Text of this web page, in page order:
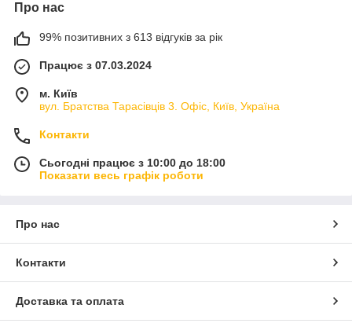
Про нас
99% позитивних з 613 відгуків за рік
Працює з 07.03.2024
м. Київ
вул. Братства Тарасівців 3. Офіс, Київ, Україна
Контакти
Сьогодні працює з 10:00 до 18:00
Показати весь графік роботи
Про нас
Контакти
Доставка та оплата